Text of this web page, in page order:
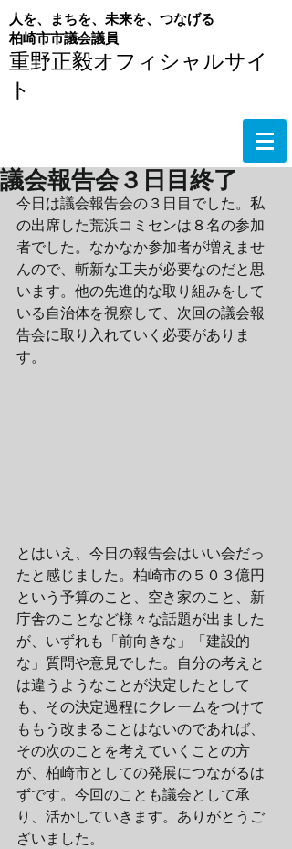
重野正毅オフィシャルサイ
ト
人を、まちを、未来を、つなげる
​柏崎市市議会議員
議会報告会３日目終了
今日は議会報告会の３日目でした。私
の出席した荒浜コミセンは８名の参加
者でした。なかなか参加者が増えませ
んので、斬新な工夫が必要なのだと思
います。他の先進的な取り組みをして
いる自治体を視察して、次回の議会報
告会に取り入れていく必要がありま
す。
とはいえ、今日の報告会はいい会だっ
たと感じました。柏崎市の５０３億円
という予算のこと、空き家のこと、新
庁舎のことなど様々な話題が出ました
が、いずれも「前向きな」「建設的
な」質問や意見でした。自分の考えと
は違うようなことが決定したとして
も、その決定過程にクレームをつけて
ももう改まることはないのであれば、
その次のことを考えていくことの方
が、柏崎市としての発展につながるは
ずです。今回のことも議会として承
り、活かしていきます。ありがとうご
ざいました。